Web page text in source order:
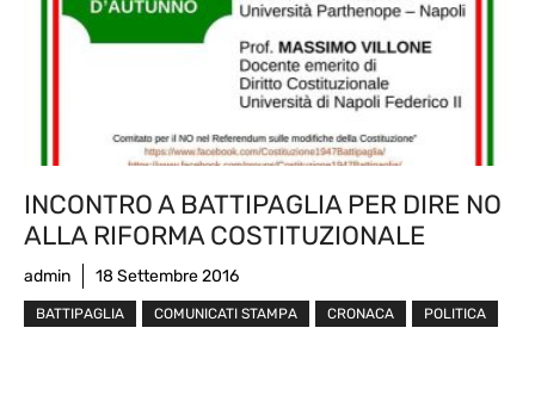
INCONTRO A BATTIPAGLIA PER DIRE NO
ALLA RIFORMA COSTITUZIONALE
admin 18 Settembre 2016
BATTIPAGLIA COMUNICATI STAMPA CRONACA POLITICA